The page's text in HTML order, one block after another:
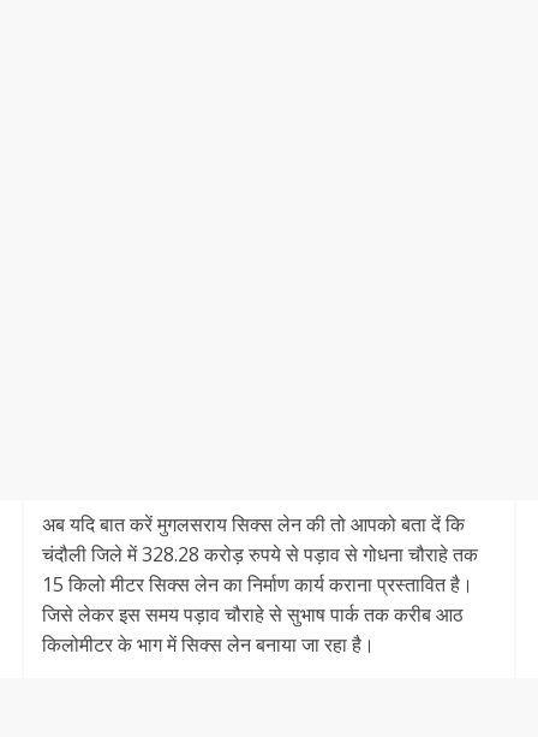
अब यदि बात करें मुगलसराय सिक्स लेन की तो आपको बता दें कि
चंदौली जिले में 328.28 करोड़ रुपये से पड़ाव से गोधना चौराहे तक
15 किलो मीटर सिक्स लेन का निर्माण कार्य कराना प्रस्तावित है।
जिसे लेकर इस समय पड़ाव चौराहे से सुभाष पार्क तक करीब आठ
किलोमीटर के भाग में सिक्स लेन बनाया जा रहा है।